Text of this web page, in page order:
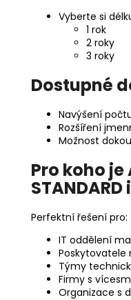
Vyberte si
1 rok
2 roky
3 roky
Dostupné
Navýšení
Rozšíření
Možnost
Pro koho je
Perfektní řešení pro:
IT oddělení
Poskytovatele
Týmy
Firmy s
Organizace s